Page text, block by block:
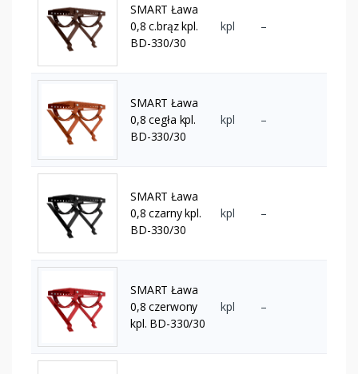
SMART Ława
0,8 c.brąz kpl.
BD-330/30
kpl –
SMART Ława
0,8 cegła kpl.
BD-330/30
kpl –
SMART Ława
0,8 czarny kpl.
BD-330/30
kpl –
SMART Ława
0,8 czerwony
kpl. BD-330/30
kpl –